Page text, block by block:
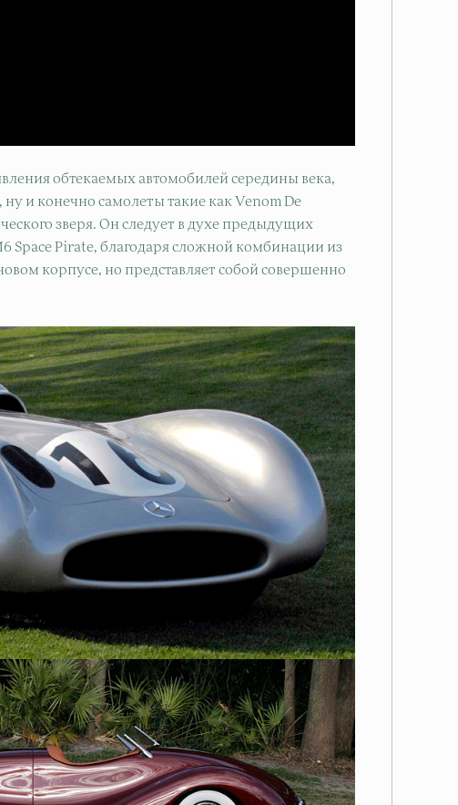
обтекаемых автомобилей середины века,
и конечно самолеты такие как Venom De
зверя. Он следует в духе предыдущих
Space Pirate, благодаря сложной комбинации из
корпусе, но представляет собой совершенно